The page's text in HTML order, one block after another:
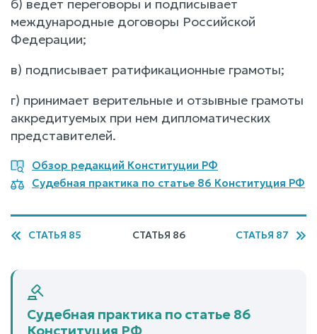
б) ведет переговоры и подписывает
международные договоры Российской
Федерации;
в) подписывает ратификационные грамоты;
г) принимает верительные и отзывные грамоты
аккредитуемых при нем дипломатических
представителей.
Обзор редакций Конституции РФ
Судебная практика по статье 86 Конституция РФ
СТАТЬЯ 85 СТАТЬЯ 86 СТАТЬЯ 87
Судебная практика по статье 86
Конституция РФ